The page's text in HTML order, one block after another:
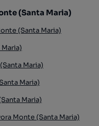
(Santa Maria)
(Santa Maria)
Maria)
Maria)
Maria)
Monte (Santa Maria)